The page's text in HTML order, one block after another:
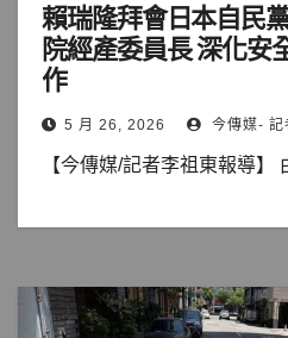
賴瑞隆拜會日本自民
院經產委員長 深化安
作
5 月 26, 2026 今傳媒- 記
【今傳媒/記者李祖東報導】